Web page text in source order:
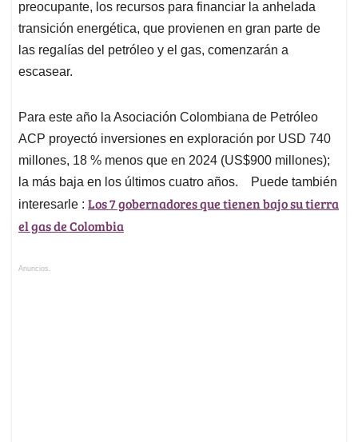
preocupante, los recursos para financiar la anhelada
transición energética, que provienen en gran parte de
las regalías del petróleo y el gas, comenzarán a
escasear.
Para este año la Asociación Colombiana de Petróleo
ACP proyectó inversiones en exploración por USD 740
millones, 18 % menos que en 2024 (US$900 millones);
la más baja en los últimos cuatro años. ­­­­­­­­­­­­­­­ Puede también
interesarle : Los 7 gobernadores que tienen bajo su tierra
el gas de Colombia
Anuncios.